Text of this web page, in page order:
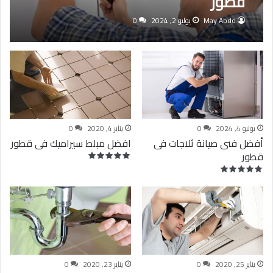
May Abdo يوليو 2, 2024 0
يوليو 4, 2024 0
أفضل فنى صيانة ثلاجات فى
قطور
يناير 4, 2020 0
افضل مبلط سيراميك فى قطور
يناير 25, 2020 0 يناير 23, 2020 0